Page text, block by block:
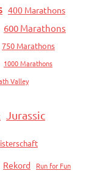
400 Marathons
600 Marathons
750 Marathons
1000 Marathons
Valley
Jurassic
Rekord Run for Fun